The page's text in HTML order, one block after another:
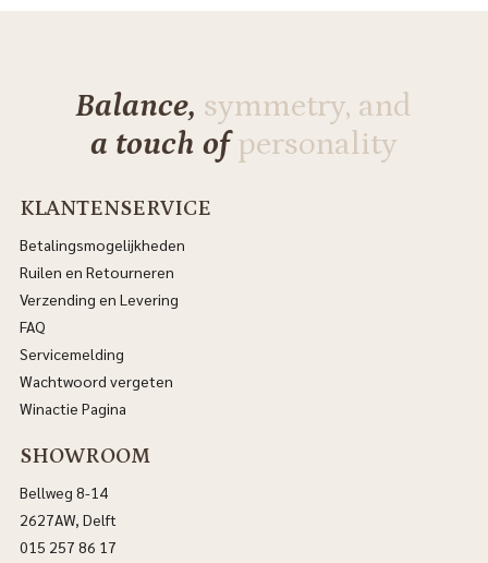
Balance, symmetry, and
a touch ofpersonality
KLANTENSERVICE
Betalingsmogelijkheden
Ruilen en Retourneren
Verzending en Levering
FAQ
Servicemelding
Wachtwoord vergeten
Winactie Pagina
SHOWROOM
Bellweg 8-14
2627AW, Delft
015 257 86 17